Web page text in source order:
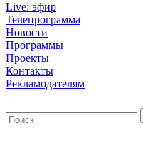
Live: эфир
Телепрограмма
Новости
Программы
Проекты
Контакты
Рекламодателям